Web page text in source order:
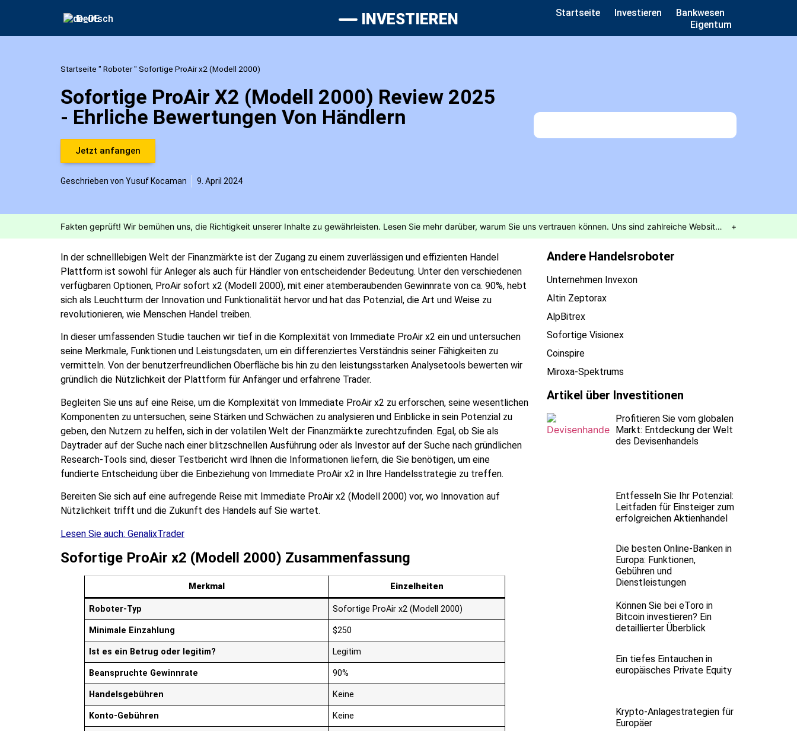
Deutsch INVESTIEREN Startseite Investieren
Bankwesen
Eigentum
Startseite " Roboter" Sofortige ProAir x2 (Modell 2000)
Sofortige ProAir X2 (Modell 2000) Review 2025
- Ehrliche Bewertungen Von Händlern
Jetzt anfangen
Geschrieben von Yusuf Kocaman 9. April 2024
Fakten geprüft! Wir bemühen uns, die Richtigkeit unserer Inhalte zu gewährleisten. Lesen Sie mehr darüber, warum Sie uns vertrauen können. Uns sind zahlreiche Websites bekannt, die mit falschen Prominentenempfehlungen Kunden an unregulierte Makler oder Callcenter verweisen. Auf unserer Website werden Kunden nur an Partner weitergeleitet, die uns die erforderlichen regulatorischen Zusicherungen gegeben haben. Dies ist ein Marketingangebot, und unsere regulierten Partner werden bei der Registrierung angeben, welche Dienstleistungen sie anbieten. +
In der schnelllebigen Welt der Finanzmärkte ist der Zugang zu einem zuverlässigen und effizienten Handel
Plattform ist sowohl für Anleger als auch für Händler von entscheidender Bedeutung. Unter den verschiedenen
verfügbaren Optionen, ProAir sofort x2 (Modell 2000), mit einer atemberaubenden Gewinnrate von ca. 90%, hebt
sich als Leuchtturm der Innovation und Funktionalität hervor und hat das Potenzial, die Art und Weise zu
revolutionieren, wie Menschen Handel treiben.
In dieser umfassenden Studie tauchen wir tief in die Komplexität von Immediate ProAir x2 ein und untersuchen
seine Merkmale, Funktionen und Leistungsdaten, um ein differenziertes Verständnis seiner Fähigkeiten zu
vermitteln. Von der benutzerfreundlichen Oberfläche bis hin zu den leistungsstarken Analysetools bewerten wir
gründlich die Nützlichkeit der Plattform für Anfänger und erfahrene Trader.
Begleiten Sie uns auf eine Reise, um die Komplexität von Immediate ProAir x2 zu erforschen, seine wesentlichen
Komponenten zu untersuchen, seine Stärken und Schwächen zu analysieren und Einblicke in sein Potenzial zu
geben, den Nutzern zu helfen, sich in der volatilen Welt der Finanzmärkte zurechtzufinden. Egal, ob Sie als
Daytrader auf der Suche nach einer blitzschnellen Ausführung oder als Investor auf der Suche nach gründlichen
Research-Tools sind, dieser Testbericht wird Ihnen die Informationen liefern, die Sie benötigen, um eine
fundierte Entscheidung über die Einbeziehung von Immediate ProAir x2 in Ihre Handelsstrategie zu treffen.
Bereiten Sie sich auf eine aufregende Reise mit Immediate ProAir x2 (Modell 2000) vor, wo Innovation auf
Nützlichkeit trifft und die Zukunft des Handels auf Sie wartet.
Lesen Sie auch: GenalixTrader
Sofortige ProAir x2 (Modell 2000) Zusammenfassung
Merkmal Einzelheiten
Roboter-Typ Sofortige ProAir x2 (Modell 2000)
Minimale Einzahlung $250
Ist es ein Betrug oder legitim? Legitim
Beanspruchte Gewinnrate 90%
Handelsgebühren Keine
Konto-Gebühren Keine
Andere Handelsroboter
Unternehmen Invexon
Altin Zeptorax
AlpBitrex
Sofortige Visionex
Coinspire
Miroxa-Spektrums
Artikel über Investitionen
Profitieren Sie vom globalen
Markt: Entdeckung der Welt
des Devisenhandels
Entfesseln Sie Ihr Potenzial:
Leitfaden für Einsteiger zum
erfolgreichen Aktienhandel
Die besten Online-Banken in
Europa: Funktionen,
Gebühren und
Dienstleistungen
Können Sie bei eToro in
Bitcoin investieren? Ein
detaillierter Überblick
Ein tiefes Eintauchen in
europäisches Private Equity
Krypto-Anlagestrategien für
Europäer